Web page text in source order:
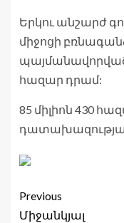
Երկու անշարժ
միջոցի
պայմանավորված
հազար դրամ:
85 միլիոն 430
Previous
Միջանկյալ